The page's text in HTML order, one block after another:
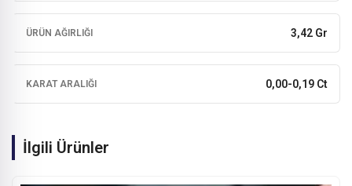
ÜRÜN AĞIRLIĞI 3,42 Gr
KARAT ARALIĞI 0,00-0,19 Ct
İlgili Ürünler